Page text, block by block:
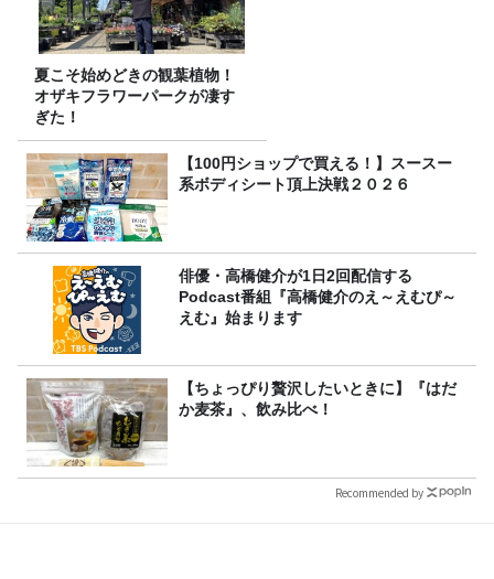
夏こそ始めどきの観葉植物！
オザキフラワーパークが凄す
ぎた！
【100円ショップで買える！】スースー
系ボディシート頂上決戦２０２６
俳優・高橋健介が1日2回配信する
Podcast番組『高橋健介のえ～えむぴ～
えむ』始まります
【ちょっぴり贅沢したいときに】『はだ
か麦茶』、飲み比べ！
Recommended by